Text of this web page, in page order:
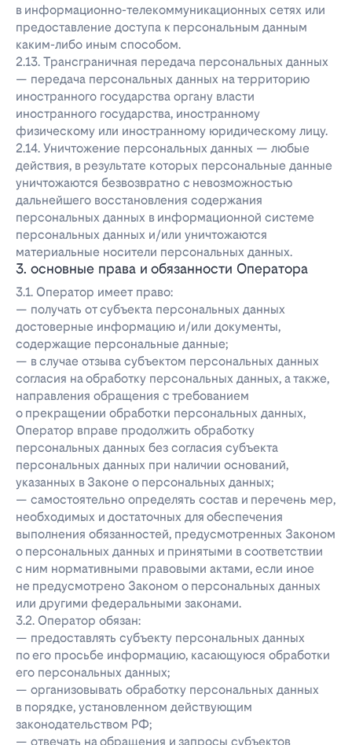
в информационно-телекоммуникационных сетях или
предоставление доступа к персональным данным
каким-либо иным способом.
2.13. Трансграничная передача персональных данных
— передача персональных данных на территорию
иностранного государства органу власти
иностранного государства, иностранному
физическому или иностранному юридическому лицу.
2.14. Уничтожение персональных данных — любые
действия, в результате которых персональные данные
уничтожаются безвозвратно с невозможностью
дальнейшего восстановления содержания
персональных данных в информационной системе
персональных данных и/или уничтожаются
материальные носители персональных данных.
3. основные права и обязанности Оператора
3.1. Оператор имеет право:
— получать от субъекта персональных данных
достоверные информацию и/или документы,
содержащие персональные данные;
— в случае отзыва субъектом персональных данных
согласия на обработку персональных данных, а также,
направления обращения с требованием
о прекращении обработки персональных данных,
Оператор вправе продолжить обработку
персональных данных без согласия субъекта
персональных данных при наличии оснований,
указанных в Законе о персональных данных;
— самостоятельно определять состав и перечень мер,
необходимых и достаточных для обеспечения
выполнения обязанностей, предусмотренных Законом
о персональных данных и принятыми в соответствии
с ним нормативными правовыми актами, если иное
не предусмотрено Законом о персональных данных
или другими федеральными законами.
3.2. Оператор обязан:
— предоставлять субъекту персональных данных
по его просьбе информацию, касающуюся обработки
его персональных данных;
— организовывать обработку персональных данных
в порядке, установленном действующим
законодательством РФ;
— отвечать на обращения и запросы субъектов